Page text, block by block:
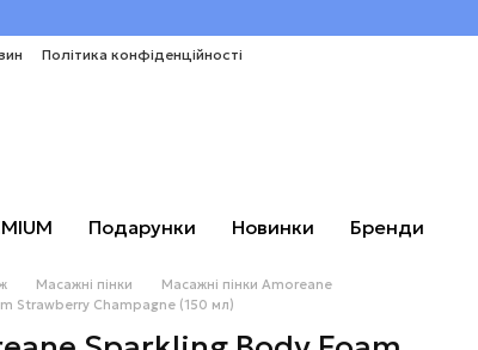
Політика конфіденційності
Подарунки Новинки Бренди
Масажні пінки
Масажні пінки Amoreane
Strawberry Champagne (150 мл)